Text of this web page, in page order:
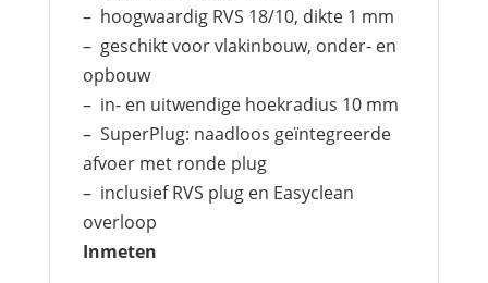
– hoogwaardig RVS 18/10, dikte 1 mm
– geschikt voor vlakinbouw, onder- en
opbouw
– in- en uitwendige hoekradius 10 mm
– SuperPlug: naadloos geïntegreerde
afvoer met ronde plug
– inclusief RVS plug en Easyclean
overloop
Inmeten